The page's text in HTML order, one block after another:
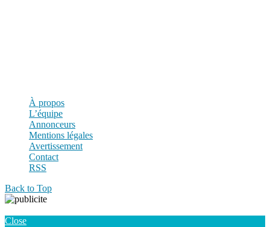
À propos
L’équipe
Annonceurs
Mentions légales
Avertissement
Contact
RSS
Back to Top
Close